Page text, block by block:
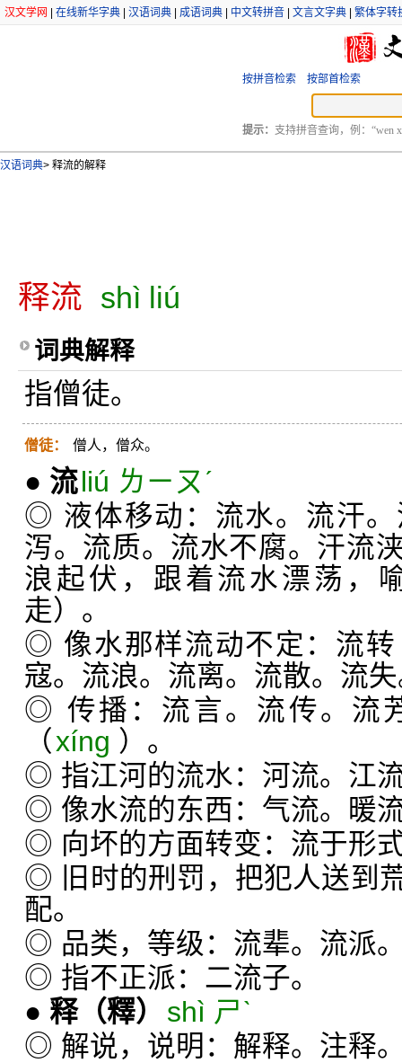
汉文学网 在线新华字典 汉语词典 成语词典 中文转拼音 文言文字典 繁体字转
按拼音检索 按部首检索
提示： 支持拼音查询，例：“wen
汉语词典> 释流的解释
释流 shì liú
词典解释
指僧徒。
僧徒： 僧人，僧众。
● 流liú ㄌㄧㄡˊ
◎ 液体移动：流水。流汗
泻。流质。流水不腐。汗流
浪起伏，跟着流水漂荡，
走）。
◎ 像水那样流动不定：流转
寇。流浪。流离。流散。流
◎ 传播：流言。流传。流
（xíng ）。
◎ 指江河的流水：河流。江
◎ 像水流的东西：气流。暖
◎ 向坏的方面转变：流于形
◎ 旧时的刑罚，把犯人送到
配。
◎ 品类，等级：流辈。流派
◎ 指不正派：二流子。
● 释（釋）
shì ㄕˋ
◎ 解说，说明：解释。注释